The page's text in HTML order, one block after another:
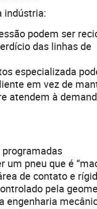
indústria:
podem ser
das linhas de
especializada
em vez de
atendem à
pneu que é
de contato e
pela
engenharia